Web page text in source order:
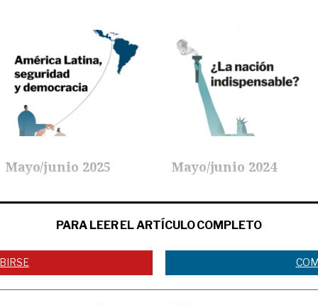
Mayo/junio 2025 Mayo/junio 2024
PARA LEER EL ARTÍCULO COMPLETO